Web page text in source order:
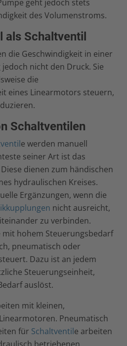
geht jedoch stets
des Volumenstroms.
als Schaltventil
die Geschwindigkeit in einer
nicht den Druck. Sie
die
eines Linearmotors steuern,
Schaltventilen
e werden manuell
seiner Art ist das
dienen zum händischen
hydraulischen Kreises.
Ergänzungen, wenn die
nicht ausreicht,
zu verbinden.
mit hohem Steuerungsbedarf
pneumatisch oder
Dazu ist an jedem
Steuerungseinheit,
auslöst.
mit kleinen,
Pneumatisch
für Schaltventile arbeiten